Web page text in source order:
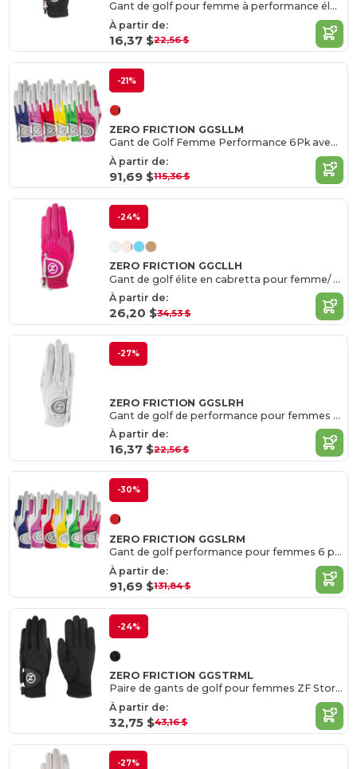
Gant de golf pour femme à performance élevée/ Main gauche
À partir de:
16,37 $22,56 $
-21%
ZERO FRICTION GGSLLM
Gant de Golf Femme Performance 6Pk avec Technologie Compression
À partir de:
91,69 $115,36 $
-24%
ZERO FRICTION GGCLLH
Gant de golf élite en cabretta pour femme/ main gauche
À partir de:
26,20 $34,53 $
-27%
ZERO FRICTION GGSLRH
Gant de golf de performance pour femmes / DH
À partir de:
16,37 $22,56 $
-30%
ZERO FRICTION GGSLRM
Gant de golf performance pour femmes 6 pièces / main droite
À partir de:
91,69 $131,84 $
-24%
ZERO FRICTION GGSTRML
Paire de gants de golf pour femmes ZF Storm
À partir de:
32,75 $43,16 $
-27%